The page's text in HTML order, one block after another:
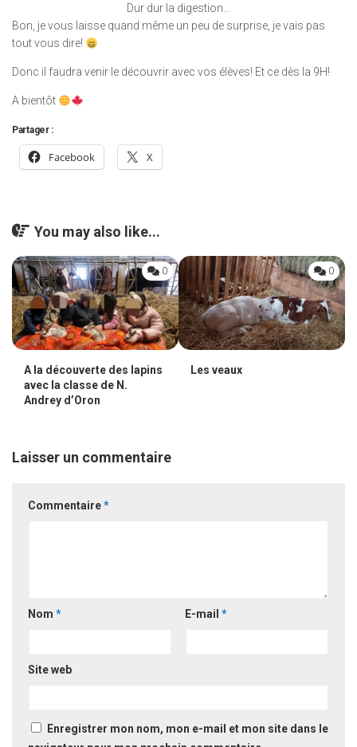
Dur dur la digestion…
Bon, je vous laisse quand même un peu de surprise, je vais pas
tout vous dire!
Donc il faudra venir le découvrir avec vos élèves! Et ce dès la 9H!
A bientôt
Partager :
Facebook X
You may also like...
0
A la découverte des lapins
avec la classe de N.
Andrey d’Oron
0
Les veaux
Laisser un commentaire
Commentaire*
Nom * E-mail *
Site web
Enregistrer mon nom, mon e-mail et mon site dans le